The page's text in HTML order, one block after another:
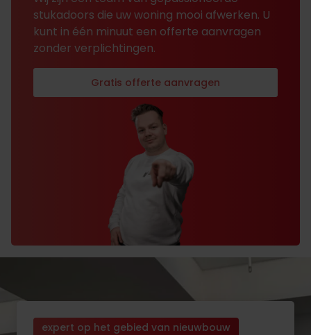
stukadoors die uw woning mooi afwerken. U
kunt in één minuut een offerte aanvragen
zonder verplichtingen.
Gratis offerte aanvragen
expert op het gebied van nieuwbouw